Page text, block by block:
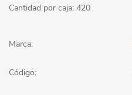
Cantidad por caja: 420
Marca:
Código: